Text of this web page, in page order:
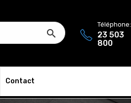
D'ACHATS

Téléphone:
23 503
800
Contact